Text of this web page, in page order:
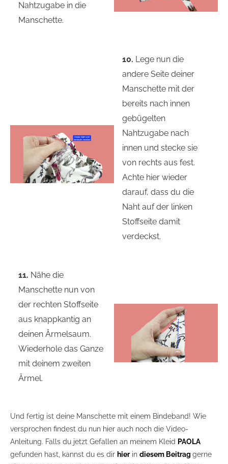
Nahtzugabe in die
Manschette.
10. Lege nun die
andere Seite deiner
Manschette mit der
bereits nach innen
gebügelten
Nahtzugabe nach
innen und stecke sie
von rechts aus fest.
Achte hier wieder
darauf, dass du die
Naht auf der linken
Stoffseite damit
verdeckst.
11. Nähe die
Manschette nun von
der rechten Stoffseite
aus knappkantig an
deinen Ärmelsaum.
Wiederhole das Ganze
mit deinem zweiten
Ärmel.
Und fertig ist deine Manschette mit einem Bindeband! Wie
versprochen findest du nun hier auch noch die Video-
Anleitung. Falls du jetzt Gefallen an meinem Kleid PAOLA
gefunden hast, kannst du es dir hierin diesem Beitrag gerne